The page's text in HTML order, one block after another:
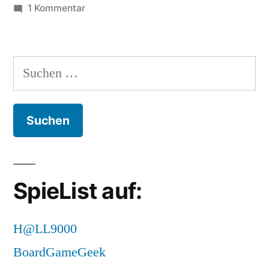
1 Kommentarzu
Auf
Ab!
Suchen
nach:
SpieList auf:
H@LL9000
BoardGameGeek